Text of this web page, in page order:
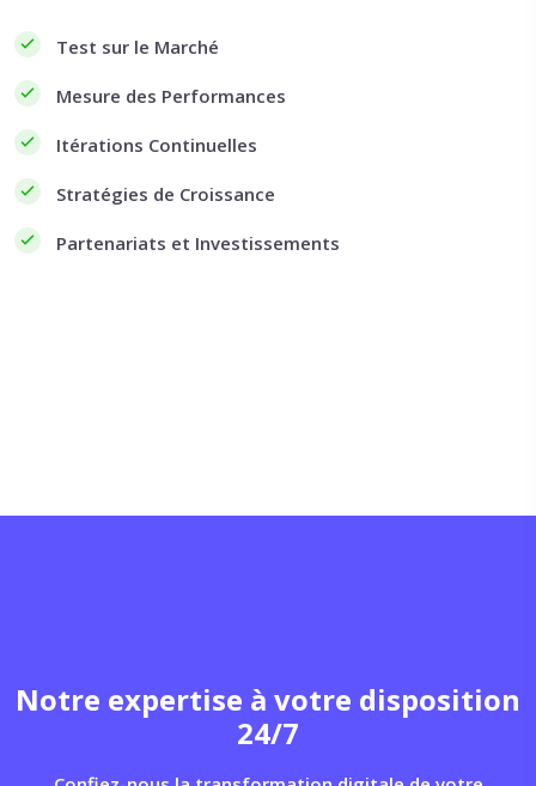
Test sur le Marché
Mesure des Performances
Itérations Continuelles
Stratégies de Croissance
Partenariats et Investissements
Notre expertise à votre disposition
24/7